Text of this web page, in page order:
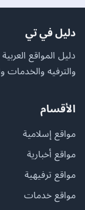
دليل في تي
دليل المواقع
والترفيه والخدمات
الأقسام
مواقع إسلامية
مواقع أخبارية
مواقع ترفيهية
مواقع خدمات